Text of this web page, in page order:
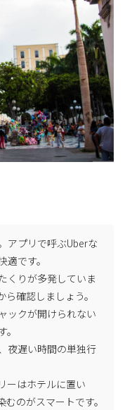
アプリで呼ぶUberな
です。
くりが多発していま
確認しましょう。
ックが開けられない
夜遅い時間の単独行
ーはホテルに置い
のがスマートです。